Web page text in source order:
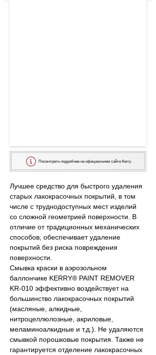
Посмотреть подробнее на официальном сайте Kerry
Лучшее средство для быстрого удаления
старых лакокрасочных покрытий, в том
числе с труднодоступных мест изделий
со сложной геометрией поверхности. В
отличие от традиционных механических
способов, обеспечивает удаление
покрытий без риска повреждения
поверхности.
Смывка краски в аэрозольном
баллончике KERRY® PAINT REMOVER
KR-010 эффективно воздействует на
большинство лакокрасочных покрытий
(масляные, алкидные,
нитроцеллюлозные, акриловые,
меламиноалкидные и т.д.). Не удаляются
смывкой порошковые покрытия. Также не
гарантируется отделение лакокрасочных